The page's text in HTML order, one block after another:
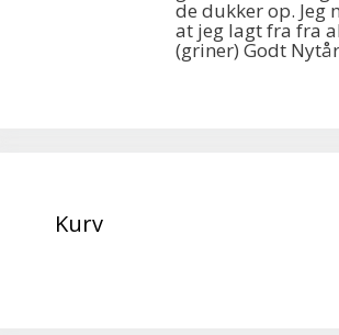
de dukker op. Jeg
at jeg lagt fra fra
(griner) Godt
Kurv